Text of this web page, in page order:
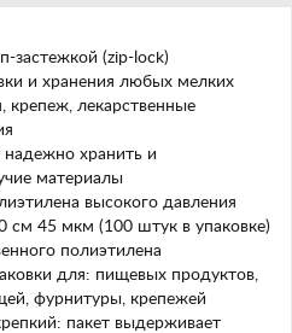
застежкой (zip-lock)
и хранения любых мелких
крепеж, лекарственные
надежно хранить и
материалы
высокого давления
см 45 мкм (100 штук в упаковке)
полиэтилена
для: пищевых продуктов,
фурнитуры, крепежей
пакет выдерживает